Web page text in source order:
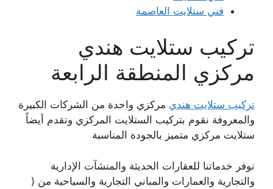
فني ستلايت العاصمة
تركيب ستلايت هندي
مركزي المنطقة الرابعة
تركيب ستلايت هندي مركزي واحدة من الشركات الكبيرة
والمعروفة نقوم بتركيب الستلايت المركزي وتقدم أيضاً
ستلايت مركزي متميز بالجودة المناسبة
نوفر خدماتنا للعقارات الحديثة والمنشآت الإدارية
والتجارية والعمارات والمباني التجارية والسياحية من (